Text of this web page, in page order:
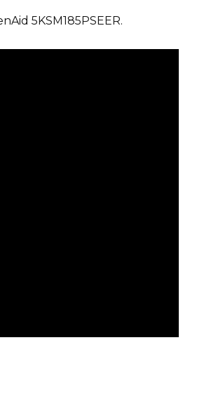
5KSM185PSEER.